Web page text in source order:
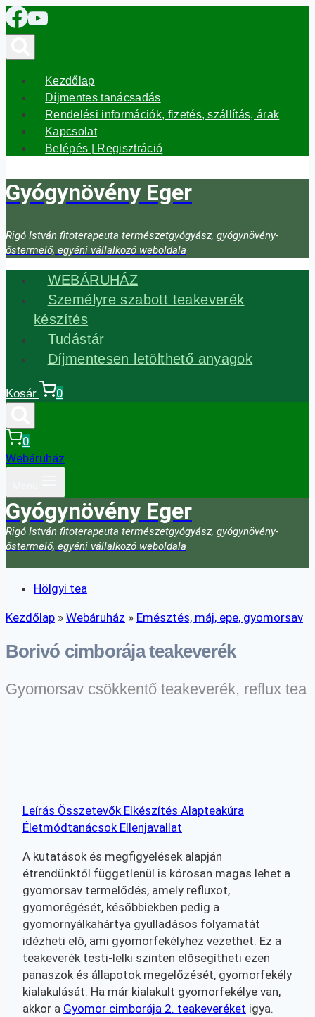
Skip
to
Kezdőlap
Díjmentes tanácsadás
Rendelési információk, fizetés, szállítás, árak
Kapcsolat
Belépés | Regisztráció
Gyógynövény Eger
Rigó István fitoterapeuta természetgyógyász, gyógynövény-
őstermelő, egyéni vállalkozó weboldala
WEBÁRUHÁZ
Személyre szabott teakeverék
készítés
Tudástár
Díjmentesen letölthető anyagok
Kosár 0
0
Webáruház
Gyógynövény Eger
Rigó István fitoterapeuta természetgyógyász, gyógynövény-
őstermelő, egyéni vállalkozó weboldala
Hölgyi tea
Kezdőlap » Webáruház » Emésztés, máj, epe, gyomorsav
Borivó cimborája teakeverék
Gyomorsav csökkentő teakeverék, reflux tea
Leírás ÖsszetevőkElkészítés Alapteakúra
ÉletmódtanácsokEllenjavallat
A kutatások és megfigyelések alapján
étrendünktől függetlenül is kórosan magas lehet a
gyomorsav termelődés, amely refluxot,
gyomorégését, későbbiekben pedig a
gyomornyálkahártya gyulladásos folyamatát
idézheti elő, ami gyomorfekélyhez vezethet. Ez a
teakeverék testi-lelki szinten elősegítheti ezen
panaszok és állapotok megelőzését, gyomorfekély
kialakulását. Ha már kialakult gyomorfekélye van,
akkor a Gyomor cimborája 2. teakeveréket igya.